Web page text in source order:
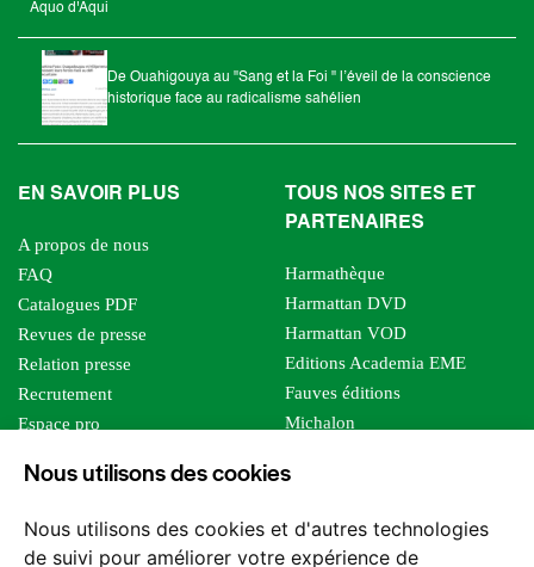
Nous utilisons des cookies
Nous utilisons des cookies et d'autres technologies
de suivi pour améliorer votre expérience de
Aquo d'Aqui
De Ouahigouya au "Sang et la Foi " l’éveil de la conscience
historique face au radicalisme sahélien
EN SAVOIR PLUS
A propos de nous
FAQ
Catalogues PDF
Revues de presse
Relation presse
Recrutement
Espace pro
Foreign rights
TOUS NOS SITES ET
PARTENAIRES
Harmathèque
Harmattan DVD
Harmattan VOD
Editions Academia EME
Fauves éditions
Michalon
Editions Sutton
Les impliqués